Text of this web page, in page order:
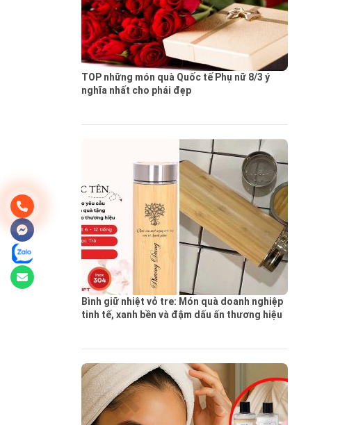
TOP những món quà Quốc tế Phụ nữ 8/3 ý
nghĩa nhất cho phái đẹp
Bình giữ nhiệt vỏ tre: Món quà doanh nghiệp
tinh tế, xanh bền và đậm dấu ấn thương hiệu